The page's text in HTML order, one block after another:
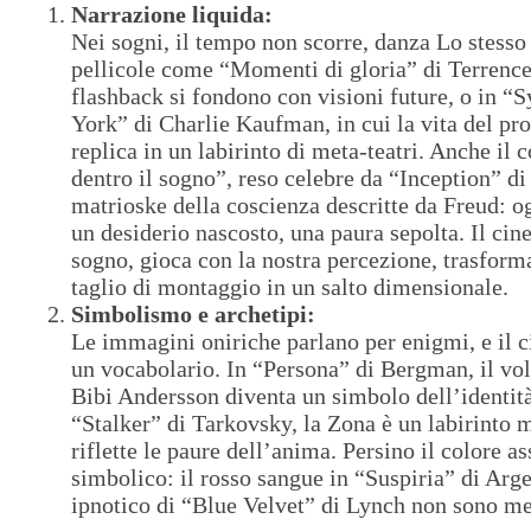
Narrazione liquida:
Nei sogni, il tempo non scorre, danza Lo stesso
pellicole come “Momenti di gloria” di
flashback si fondono con visioni future, o in
York” di Charlie Kaufman, in cui la vita del
replica in un labirinto di meta-teatri. Anche il
dentro il sogno”, reso celebre da “Inception”
matrioske della coscienza descritte da Freud:
un desiderio nascosto, una paura sepolta. Il
sogno, gioca con la nostra percezione,
taglio di montaggio in un salto dimensionale.
Simbolismo e archetipi:
Le immagini oniriche parlano per enigmi, e il
un vocabolario. In “Persona” di Bergman, il
Bibi Andersson diventa un simbolo
“Stalker” di Tarkovsky, la Zona è un labirinto
riflette le paure dell’anima. Persino il colore
simbolico: il rosso sangue in “Suspiria” di
ipnotico di “Blue Velvet” di Lynch non sono